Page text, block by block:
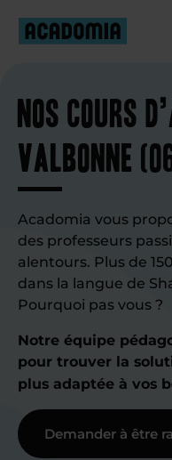
Nos cours
Valbonne
Acadomia vous
des professeurs
alentours. Plus de
dans la langue de
Pourquoi pas vous ?
Notre équipe
pour trouver la
plus adaptée à vos
Demander à être